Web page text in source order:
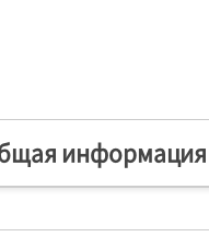
информация